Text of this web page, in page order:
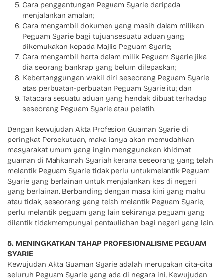
Cara penggantungan Peguam Syarie daripada
menjalankan amalan;
Cara mengambil dokumen yang masih dalam milikan
Peguam Syarie bagi tujuansesuatu aduan yang
dikemukakan kepada Majlis Peguam Syarie;
Cara mengambil harta dalam milik Peguam Syarie jika
dia seorang bankrap yang belum dilepaskan;
Kebertanggungan wakil diri seseorang Peguam Syarie
atas perbuatan-perbuatan Peguam Syarie itu; dan
Tatacara sesuatu aduan yang hendak dibuat terhadap
seseorang Peguam Syarie atau pelatih.
Dengan kewujudan Akta Profesion Guaman Syarie di
peringkat Persekutuan, maka ianya akan memudahkan
masyarakat umum yang ingin menggunakan khidmat
guaman di Mahkamah Syariah kerana seseorang yang telah
melantik Peguam Syarie tidak perlu untukmelantik Peguam
Syarie yang berlainan untuk menjalankan kes di negeri
yang berlainan. Berbanding dengan masa kini yang mahu
atau tidak, seseorang yang telah melantik Peguam Syarie,
perlu melantik peguam yang lain sekiranya peguam yang
dilantik tidakmempunyai pentauliahan bagi negeri yang lain.
5. MENINGKATKAN TAHAP PROFESIONALISME PEGUAM
SYARIE
Kewujudan Akta Guaman Syarie adalah merupakan cita-cita
seluruh Peguam Syarie yang ada di negara ini. Kewujudan